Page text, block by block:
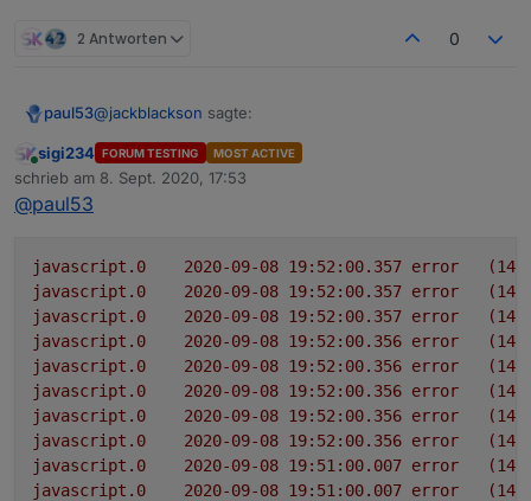
2 Antworten 0
paul53@jackblackson sagte:
4.6.26, leider keine Veränderung.
so:
const url = 'https://corona-ampel.gv.at/sites/
schedule('* * * * *', function() {
request({url: url, agent: new Agent({
        let arr = JSON.parse(json).warnstufen;
        let msg = '';
        for(let i = 0; i < arr.length; i++) {
if(arr[i].name == 'Graz (Stadt)')
        }
        if(msg) log(msg);
Online
sigi234 FORUM TESTING MOST ACTIVE
schrieb am 8. Sept. 2020, 17:53
zuletzt editiert von
@paul53
javascript.0 error
javascript.0
error
javascript.0
error
javascript.0
error
javascript.0
error
javascript.0
error
javascript.0
error
javascript.0
error
javascript.0
error
javascript.0
error